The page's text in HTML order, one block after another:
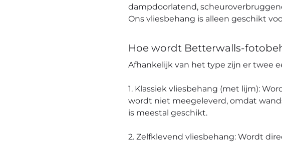
dampdoorlatend,
Ons vliesbehang is alleen geschikt
Hoe wordt Betterwalls-
Afhankelijk van het type zijn er twee
1. Klassiek vliesbehang (met lijm):
wordt niet meegeleverd, omdat
is meestal geschikt.
2. Zelfklevend vliesbehang: Wordt